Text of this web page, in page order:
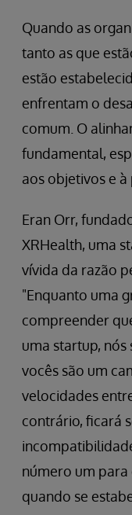
Quando as
tanto as que
estão
enfrentam o
comum. O
fundamental,
aos objetivos e
Eran Orr,
XRHealth, uma
vívida da razão
"Enquanto uma
compreender
uma startup,
vocês são um
velocidades
contrário, ficará
número um para
quando se